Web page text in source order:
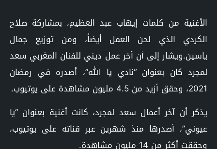
الأغنية من كلمات إيهاب عبد العظيم، بمشاركة صلاح
الكردي الذي لحن العمل أيضاً، ومن توزيع جمال
ياسين.ويشار إلى أن آخر عمل ديني للفنان المغربي سعد
لمجرد كان بعنوان “نادي يا الله”، أصدره في رمضان
2021، وحقق أزيد من 4.5 مليون مشاهدة على يوتيوب.
يذكر أن آخر أعمال سعد لمجرد، كانت أغنية بعنوان “يا
عيوني”، أصدرها منذ شهرين عبر قناته على يوتيوب،
وحققت أكثر من 14 مليون مشاهدة.